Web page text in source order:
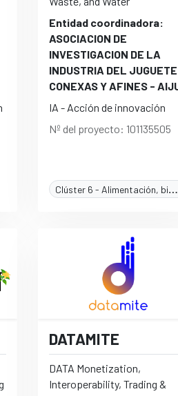
Entidad coordinadora:
ASOCIACION DE
INVESTIGACION DE LA
INDUSTRIA DEL JUGUETE
CONEXAS Y AFINES -
IA - Acción de innovación
Nº del proyecto: 101135505
DATAMITE
DATA Monetization,
Interoperability, Trading &